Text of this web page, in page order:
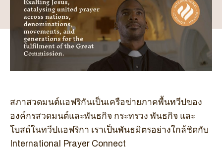
สภาสวดมนต์แอฟริกันเป็นเครือข่ายภาคพื้นทวีปของ
องค์กรสวดมนต์และพันธกิจ กระทรวง พันธกิจ และ
โบสถ์ในทวีปแอฟริกา เราเป็นพันธมิตรอย่างใกล้ชิดกับ
International Prayer Connect